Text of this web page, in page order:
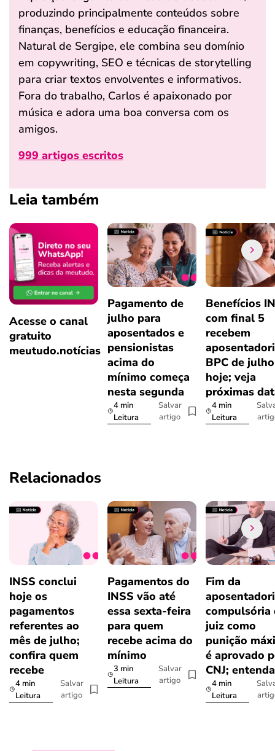
produzindo principalmente conteúdos sobre
finanças, benefícios e educação financeira.
Natural de Sergipe, ele combina seu domínio
em copywriting, SEO e técnicas de storytelling
para criar textos envolventes e informativos.
Fora do trabalho, Carlos é apaixonado por
música e adora uma boa conversa com os
amigos.
999 artigos escritos
Leia também
Acesse o canal
gratuito
meutudo.notícias
Pagamento de
julho para
aposentados e
pensionistas
acima do
mínimo começa
nesta segunda
4 min
Leitura
Salvar
artigo
Benefícios
com final 5
recebem
BPC de julho
hoje; veja
próximas
4 min
Leitura
Relacionados
INSS conclui
hoje os
pagamentos
referentes ao
mês de julho;
confira quem
recebe
4 min
Leitura
Salvar
artigo
Pagamentos do
INSS vão até
essa sexta-feira
para quem
recebe acima do
mínimo
3 min
Leitura
Salvar
artigo
Fim da
compulsória
juiz como
punição
é aprovado
CNJ; entenda
4 min
Leitura